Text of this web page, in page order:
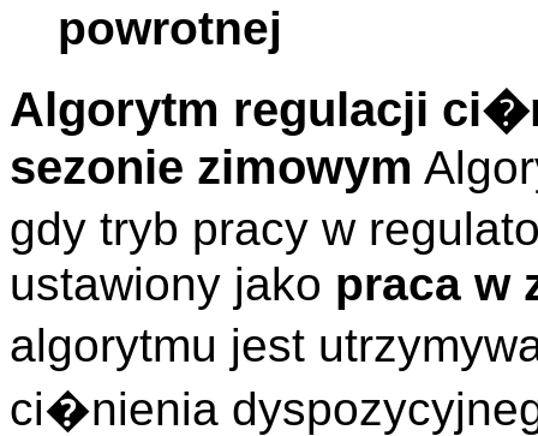
powrotnej
Algorytm regulacji
sezonie zimowym
gdy tryb pracy w
ustawiony jako praca w
algorytmu jest
ci�nienia